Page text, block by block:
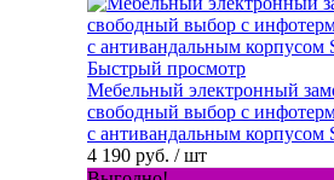
Быстрый просмотр
Мебельный электронный
свободный выбор с
с антивандальным корпусом
4 190 руб. / шт